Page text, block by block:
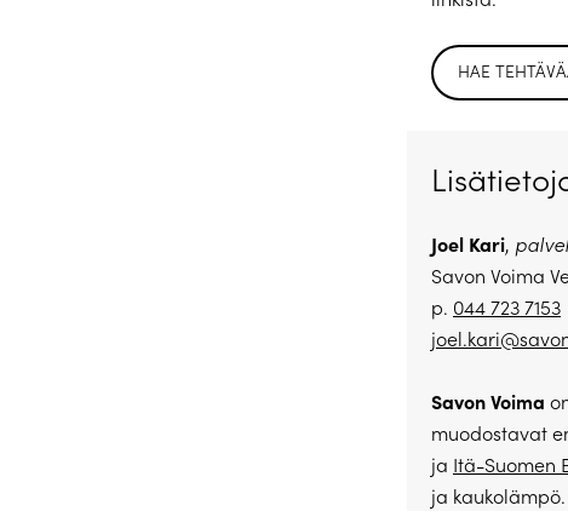
HAE
Joel Kari,
Savon Voima
p. 044 723 7153
Savon Voima
muodostavat
ja Itä-Suomen
ja